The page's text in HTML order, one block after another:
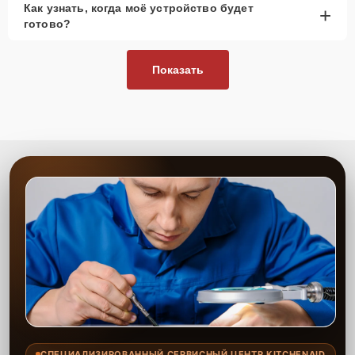
рассмотреть вариант с использованием
качественного аналога брендовой детали.
высококачественные запчасти, будь это 100% оригинал, или
надежные аналоги проверенных и зарекомендовавших себя
Позвонить по телефону горячей линии или
запросить обратный звонок через Форму заявки
для быстрого уточнения деталей.
Привезти устройство в ближайший центр или
передать аппарат курьеру службы доставки,
дождаться результатов диагностики и принять
решение.
Дождаться оповещения о готовности и забрать
устройство самостоятельно или воспользоваться
курьерской доставкой.
Как узнать, когда моё устройство будет
готово?
+
Показать